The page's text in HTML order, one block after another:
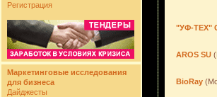
Регистрация
Маркетинговые исследования
для бизнеса
Дайджесты
"УФ-ТЕХ"
AROS SU
BioRay